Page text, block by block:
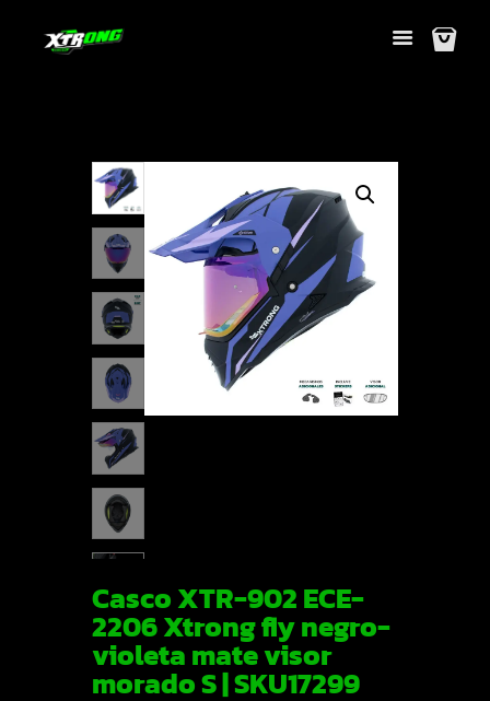
Casco XTR-902 ECE-
2206 Xtrong fly negro-
violeta mate visor
morado S | SKU17299